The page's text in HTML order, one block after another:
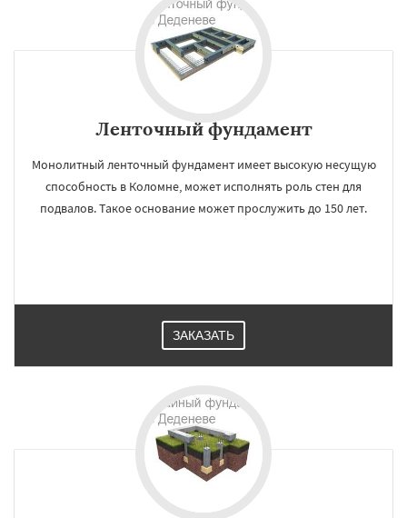
Ленточный фундамент
Монолитный ленточный фундамент имеет высокую несущую
способность в Коломне, может исполнять роль стен для
подвалов. Такое основание может прослужить до 150 лет.
ЗАКАЗАТЬ